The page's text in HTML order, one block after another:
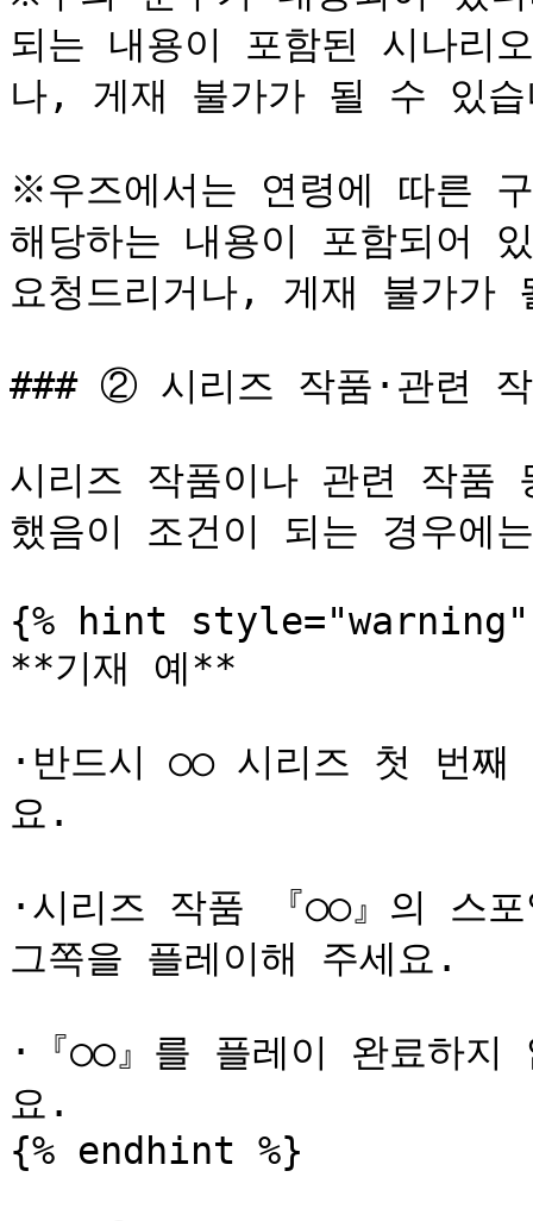
되는 내용이 포함된 시나리
나, 게재 불가가 될 수 있
※우즈에서는 연령에 따른
해당하는 내용이 포함되어
요청드리거나, 게재 불가가
### ② 시리즈 작품·관련
시리즈 작품이나 관련 작품
했음이 조건이 되는 경우에
{% hint style="warning"
**기재 예**
·반드시 ○○ 시리즈 첫 번째
요.
·시리즈 작품 『○○』의 스
그쪽을 플레이해 주세요.
·『○○』를 플레이 완료하
요.
{% endhint %}